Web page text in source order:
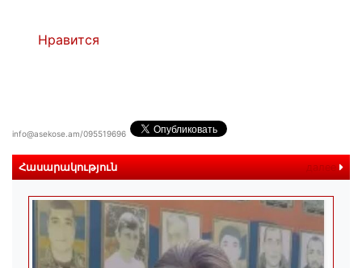
Нравится
info@asekose.am/095519696
Հասարակություն далее